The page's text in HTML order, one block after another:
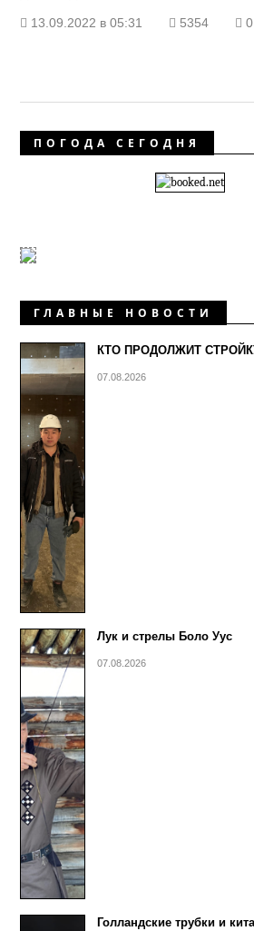
13.09.2022 в 05:31 5354 0
ПОГОДА СЕГОДНЯ
ГЛАВНЫЕ НОВОСТИ
КТО ПРОДОЛЖИТ
07.08.2026
Лук и стрелы Боло Уус
07.08.2026
Голландские трубки и